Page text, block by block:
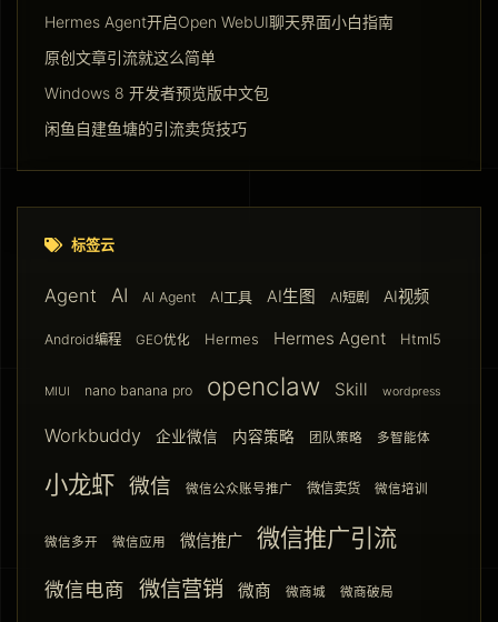
Hermes Agent开启Open WebUI聊天界面小白指南
原创文章引流就这么简单
Windows 8 开发者预览版中文包
闲鱼自建鱼塘的引流卖货技巧
标签云
Agent AI AI Agent AI工具 AI生图 AI短剧 AI视频
Android编程 GEO优化 Hermes Hermes Agent Html5
MIUI nano banana pro openclaw Skill wordpress
Workbuddy 企业微信 内容策略 团队策略 多智能体
小龙虾 微信 微信公众账号推广 微信卖货 微信培训
微信多开 微信应用 微信推广 微信推广引流
微信电商 微信营销 微商 微商城 微商破局